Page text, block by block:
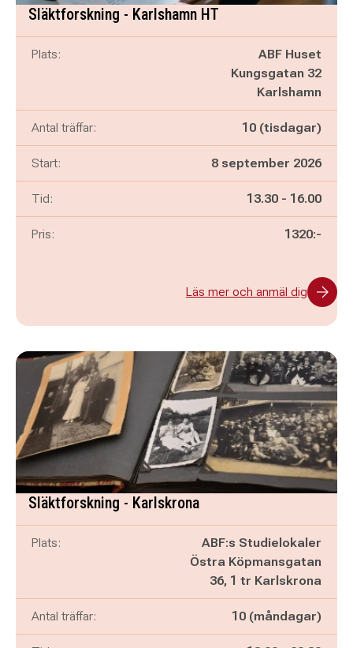
Släktforskning - Karlshamn HT
Plats:
ABF Huset
Kungsgatan 32
Karlshamn
Antal träffar: 10 (tisdagar)
Start: 8 september 2026
Tid: Pågår mellan
13.30 - och
16.00
Pris: 1320:-
Läs mer och anmäl dig
Släktforskning - Karlskrona
Plats:
ABF:s Studielokaler
Östra Köpmansgatan
36, 1 tr Karlskrona
Antal träffar: 10 (måndagar)